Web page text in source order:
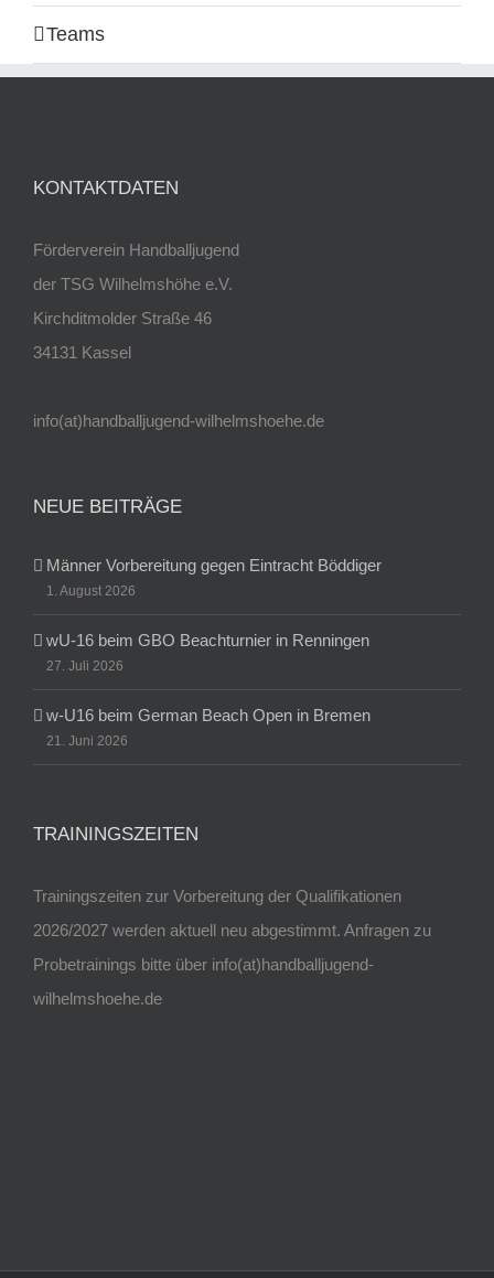
Teams
KONTAKTDATEN
Förderverein Handballjugend
der TSG Wilhelmshöhe e.V.
Kirchditmolder Straße 46
34131 Kassel
info(at)handballjugend-wilhelmshoehe.de
NEUE BEITRÄGE
Männer Vorbereitung gegen Eintracht Böddiger
1. August 2026
wU-16 beim GBO Beachturnier in Renningen
27. Juli 2026
w-U16 beim German Beach Open in Bremen
21. Juni 2026
TRAININGSZEITEN
Trainingszeiten zur Vorbereitung der Qualifikationen
2026/2027 werden aktuell neu abgestimmt. Anfragen zu
Probetrainings bitte über info(at)handballjugend-
wilhelmshoehe.de